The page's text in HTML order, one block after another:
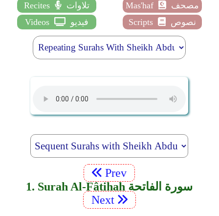
Recites تلاوات Mas'haf
مصحف
Videos
فيديو Scripts نصوص
Prev
1. Surah Al-Fâtihah سورة الفاتحة
Next